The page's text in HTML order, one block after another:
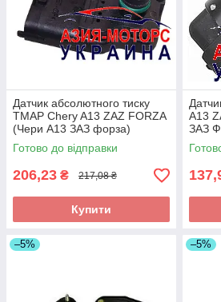
Датчик абсолютного тиску
TMAP Chery A13 ZAZ FORZA
(Чери А13 ЗАЗ форза)
480ED-1008060
Готово до відправки
206,23 ₴ 217,08 ₴
Купити
A13
ЗАЗ
–5% –5%